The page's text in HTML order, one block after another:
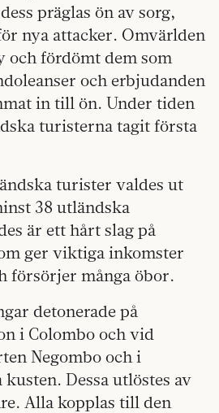
präglas ön av sorg,
nya attacker. Omvärlden
fördömt dem som
och erbjudanden
in till ön. Under tiden
turisterna tagit första
turister valdes ut
38 utländska
är ett hårt slag på
ger viktiga inkomster
försörjer många öbor.
detonerade på
i Colombo och vid
Negombo och i
Dessa utlöstes av
Alla kopplas till den